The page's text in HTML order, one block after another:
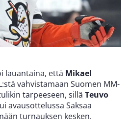
lauantaina, että Mikael
vahvistamaan Suomen MM-
tarpeeseen, sillä Teuvo
avausottelussa Saksaa
turnauksen kesken.